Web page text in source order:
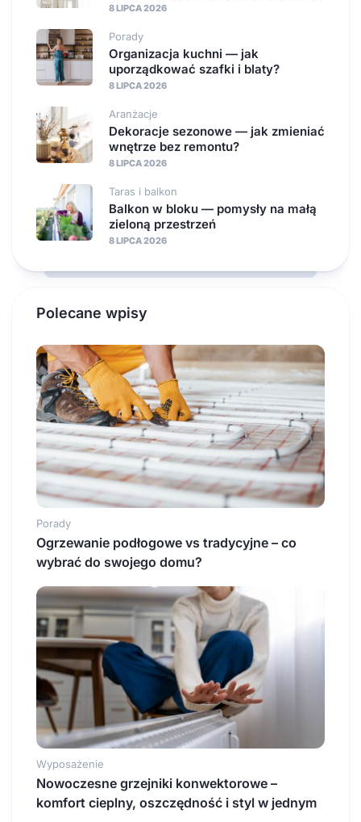
8 LIPCA 2026
Porady
Organizacja kuchni — jak
uporządkować szafki i blaty?
8 LIPCA 2026
Aranżacje
Dekoracje sezonowe — jak zmieniać
wnętrze bez remontu?
8 LIPCA 2026
Taras i balkon
Balkon w bloku — pomysły na małą
zieloną przestrzeń
8 LIPCA 2026
Polecane wpisy
Porady
Ogrzewanie podłogowe vs tradycyjne – co
wybrać do swojego domu?
Wyposażenie
Nowoczesne grzejniki konwektorowe –
komfort cieplny, oszczędność i styl w jednym